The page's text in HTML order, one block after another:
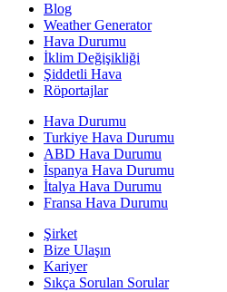
Blog
Weather Generator
Hava Durumu
İklim Değişikliği
Şiddetli Hava
Röportajlar
Hava Durumu
Turkiye Hava Durumu
ABD Hava Durumu
İspanya Hava Durumu
İtalya Hava Durumu
Fransa Hava Durumu
Şirket
Bize Ulaşın
Kariyer
Sıkça Sorulan Sorular